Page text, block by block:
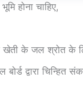
होना चाहिए,
खेती के जल श्रोत के
द्वारा चिन्हित